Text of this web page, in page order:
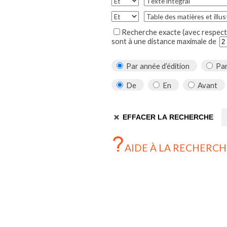
Recherche exacte (avec
sont à une distance maximale de
Par année d’édition
De En Avant
AIDE À LA